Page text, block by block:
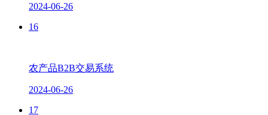
2024-06-26
16
农产品B2B交易系统
2024-06-26
17